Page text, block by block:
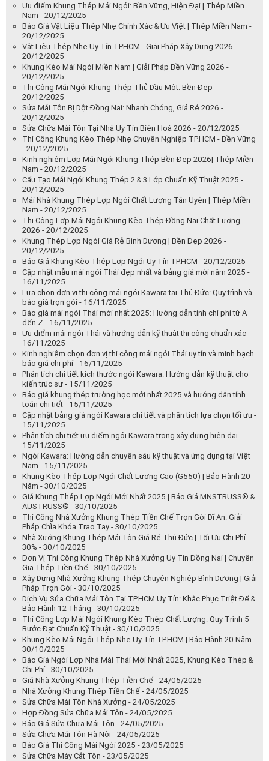
Ưu điểm Khung Thép Mái Ngói: Bền Vững, Hiện Đại | Thép Miền
Nam - 20/12/2025
Báo Giá Vật Liệu Thép Nhẹ Chính Xác & Ưu Việt | Thép Miền Nam -
20/12/2025
Vật Liệu Thép Nhẹ Uy Tín TPHCM - Giải Pháp Xây Dựng 2026 -
20/12/2025
Khung Kèo Mái Ngói Miền Nam | Giải Pháp Bền Vững 2026 -
20/12/2025
Thi Công Mái Ngói Khung Thép Thủ Dầu Một: Bền Đẹp -
20/12/2025
Sửa Mái Tôn Bị Dột Đồng Nai: Nhanh Chóng, Giá Rẻ 2026 -
20/12/2025
Sửa Chữa Mái Tôn Tại Nhà Uy Tín Biên Hoà 2026 - 20/12/2025
Thi Công Khung Kèo Thép Nhẹ Chuyên Nghiệp TP.HCM - Bền Vững
- 20/12/2025
Kinh nghiệm Lợp Mái Ngói Khung Thép Bền Đẹp 2026| Thép Miền
Nam - 20/12/2025
Cấu Tạo Mái Ngói Khung Thép 2 & 3 Lớp Chuẩn Kỹ Thuật 2025 -
20/12/2025
Mái Nhà Khung Thép Lợp Ngói Chất Lượng Tân Uyên | Thép Miền
Nam - 20/12/2025
Thi Công Lợp Mái Ngói Khung Kèo Thép Đồng Nai Chất Lượng
2026 - 20/12/2025
Khung Thép Lợp Ngói Giá Rẻ Bình Dương | Bền Đẹp 2026 -
20/12/2025
Báo Giá Khung Kèo Thép Lợp Ngói Uy Tín TP.HCM - 20/12/2025
Cập nhật mẫu mái ngói Thái đẹp nhất và bảng giá mới năm 2025 -
16/11/2025
Lựa chọn đơn vị thi công mái ngói Kawara tại Thủ Đức: Quy trình và
báo giá trọn gói - 16/11/2025
Báo giá mái ngói Thái mới nhất 2025: Hướng dẫn tính chi phí từ A
đến Z - 16/11/2025
Ưu điểm mái ngói Thái và hướng dẫn kỹ thuật thi công chuẩn xác -
16/11/2025
Kinh nghiệm chọn đơn vị thi công mái ngói Thái uy tín và minh bạch
báo giá chi phí - 16/11/2025
Phân tích chi tiết kích thước ngói Kawara: Hướng dẫn kỹ thuật cho
kiến trúc sư - 15/11/2025
Báo giá khung thép trường học mới nhất 2025 và hướng dẫn tính
toán chi tiết - 15/11/2025
Cập nhật bảng giá ngói Kawara chi tiết và phân tích lựa chọn tối ưu -
15/11/2025
Phân tích chi tiết ưu điểm ngói Kawara trong xây dựng hiện đại -
15/11/2025
Ngói Kawara: Hướng dẫn chuyên sâu kỹ thuật và ứng dụng tại Việt
Nam - 15/11/2025
Khung Kèo Thép Lợp Ngói Chất Lượng Cao (G550) | Bảo Hành 20
Năm - 30/10/2025
Giá Khung Thép Lợp Ngói Mới Nhất 2025 | Báo Giá MNSTRUSS® &
AUSTRUSS® - 30/10/2025
Thi Công Nhà Xưởng Khung Thép Tiền Chế Trọn Gói Dĩ An: Giải
Pháp Chìa Khóa Trao Tay - 30/10/2025
Nhà Xưởng Khung Thép Mái Tôn Giá Rẻ Thủ Đức | Tối Ưu Chi Phí
30% - 30/10/2025
Đơn Vị Thi Công Khung Thép Nhà Xưởng Uy Tín Đồng Nai | Chuyên
Gia Thép Tiền Chế - 30/10/2025
Xây Dựng Nhà Xưởng Khung Thép Chuyên Nghiệp Bình Dương | Giải
Pháp Trọn Gói - 30/10/2025
Dịch Vụ Sửa Chữa Mái Tôn Tại TP.HCM Uy Tín: Khắc Phục Triệt Để &
Bảo Hành 12 Tháng - 30/10/2025
Thi Công Lợp Mái Ngói Khung Kèo Thép Chất Lượng: Quy Trình 5
Bước Đạt Chuẩn Kỹ Thuật - 30/10/2025
Khung Kèo Mái Ngói Thép Nhẹ Uy Tín TP.HCM | Bảo Hành 20 Năm -
30/10/2025
Báo Giá Ngói Lợp Nhà Mái Thái Mới Nhất 2025, Khung Kèo Thép &
Chi Phí - 30/10/2025
Giá Nhà Xưởng Khung Thép Tiền Chế - 24/05/2025
Nhà Xưởng Khung Thép Tiền Chế - 24/05/2025
Sửa Chữa Mái Tôn Nhà Xưởng - 24/05/2025
Hợp Đồng Sửa Chữa Mái Tôn - 24/05/2025
Báo Giá Sửa Chữa Mái Tôn - 24/05/2025
Sửa Chữa Mái Tôn Hà Nội - 24/05/2025
Báo Giá Thi Công Mái Ngói 2025 - 23/05/2025
Sửa Chữa Máy Cắt Tôn - 23/05/2025